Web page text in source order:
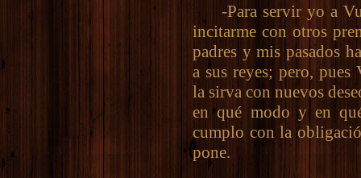
-Para servir yo a
incitarme con otros
padres y mis pasados
a sus reyes; pero, pues
la sirva con nuevos
en qué modo y en
cumplo con la
pone.